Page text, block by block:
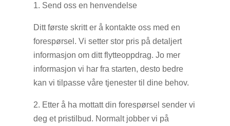
1. Send oss en henvendelse
Ditt første skritt er å kontakte oss med en
forespørsel. Vi setter stor pris på detaljert
informasjon om ditt flytteoppdrag. Jo mer
informasjon vi har fra starten, desto bedre
kan vi tilpasse våre tjenester til dine behov.
2. Etter å ha mottatt din forespørsel sender vi
deg et pristilbud. Normalt jobber vi på